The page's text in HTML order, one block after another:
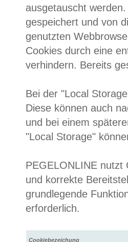
ausgetauscht
gespeichert und von
genutzten
Cookies durch eine
verhindern. Bereits
Bei der "Local
Diese können auch
und bei einem
"Local Storage"
PEGELONLINE nutzt
und korrekte
grundlegende
erforderlich.
Cookiebezeichung